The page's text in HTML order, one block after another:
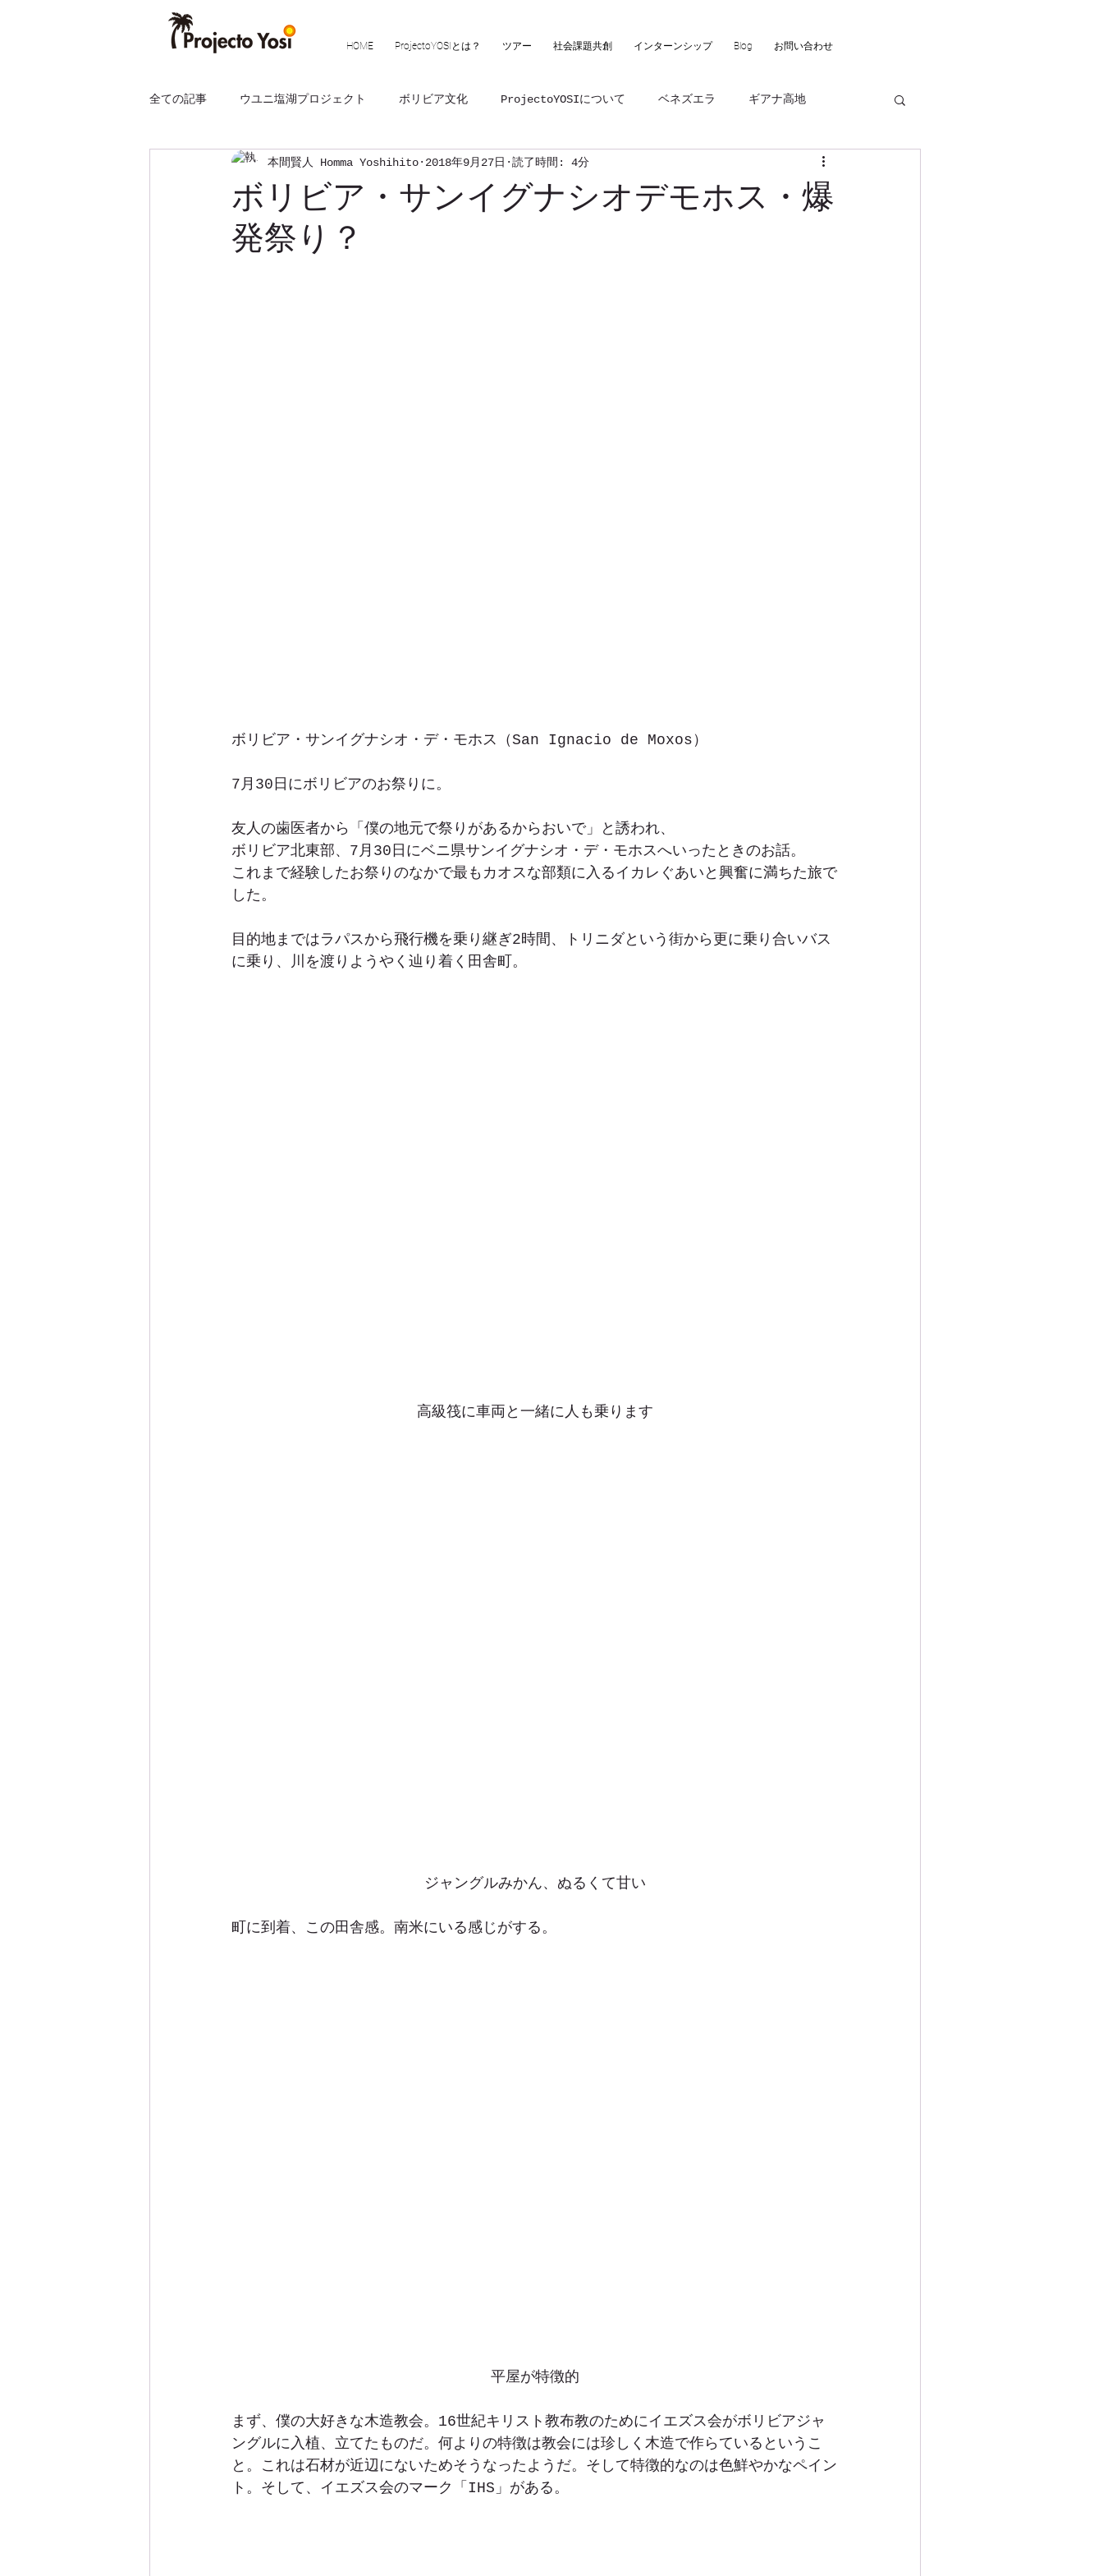
HOME ProjectoYOSIとは？ ツアー 社会課題共創 インターンシップ Blog お問い合わせ
全ての記事 ウユニ塩湖プロジェクト ボリビア文化 ProjectoYOSIについて ベネズエラ ギアナ高地
チリ ウユニ塩湖ウェデイング ウルグアイ 日本語講師
南米インターシップ エンジェル・フォール
ボリビア・サンイグナシオデモホス・爆
発祭り？
本間賢人 Homma Yoshihito 2018年9月27日 読了時間: 4分
ボリビア・サンイグナシオ・デ・モホス（San Ignacio de Moxos）
7月30日にボリビアのお祭りに。
友人の歯医者から「僕の地元で祭りがあるからおいで」と誘われ、
ボリビア北東部、7月30日にベニ県サンイグナシオ・デ・モホスへいったときのお話。
これまで経験したお祭りのなかで最もカオスな部類に入るイカレぐあいと興奮に満ちた旅で
した。
目的地まではラパスから飛行機を乗り継ぎ2時間、トリニダという街から更に乗り合いバス
に乗り、川を渡りようやく辿り着く田舎町。
高級筏に車両と一緒に人も乗ります
ジャングルみかん、ぬるくて甘い
町に到着、この田舎感。南米にいる感じがする。
平屋が特徴的
まず、僕の大好きな木造教会。16世紀キリスト教布教のためにイエズス会がボリビアジャ
ングルに入植、立てたものだ。何よりの特徴は教会には珍しく木造で作らているというこ
と。これは石材が近辺にないためそうなったようだ。そして特徴的なのは色鮮やかなペイン
ト。そして、イエズス会のマーク「IHS」がある。